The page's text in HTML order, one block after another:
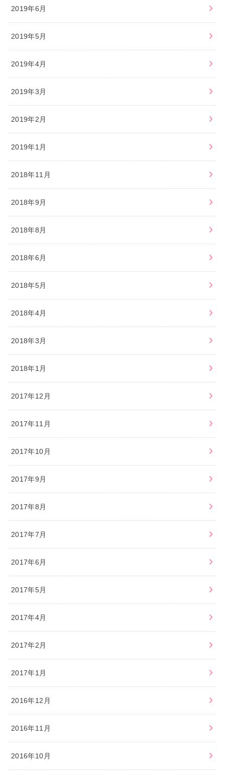
2019年6月
2019年5月
2019年4月
2019年3月
2019年2月
2019年1月
2018年11月
2018年9月
2018年8月
2018年6月
2018年5月
2018年4月
2018年3月
2018年1月
2017年12月
2017年11月
2017年10月
2017年9月
2017年8月
2017年7月
2017年6月
2017年5月
2017年4月
2017年2月
2017年1月
2016年12月
2016年11月
2016年10月